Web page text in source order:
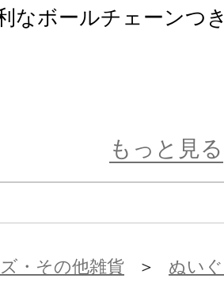
なボールチェーンつ
です。実際の商品と
もっと見る
・その他雑貨 ＞ ぬい